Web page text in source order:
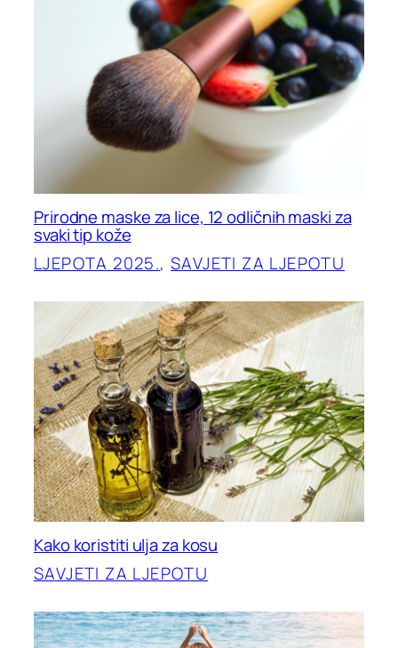
Prirodne maske za lice, 12 odličnih maski za
svaki tip kože
LJEPOTA 2025., SAVJETI ZA LJEPOTU
Kako koristiti ulja za kosu
SAVJETI ZA LJEPOTU